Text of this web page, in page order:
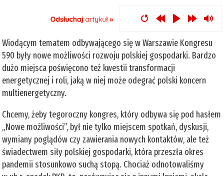
Wiodącym tematem odbywającego się w Warszawie Kongresu
590 były nowe możliwości rozwoju polskiej gospodarki. Bardzo
dużo miejsca poświęcono też kwestii transformacji
energetycznej i roli, jaką w niej może odegrać polski koncern
multienergetyczny.
Chcemy, żeby tegoroczny kongres, który odbywa się pod hasłem
„Nowe możliwości”, był nie tylko miejscem spotkań, dyskusji,
wymiany poglądów czy zawierania nowych kontaktów, ale też
świadectwem siły polskiej gospodarki, która przeszła okres
pandemii stosunkowo suchą stopą. Chociaż odnotowaliśmy